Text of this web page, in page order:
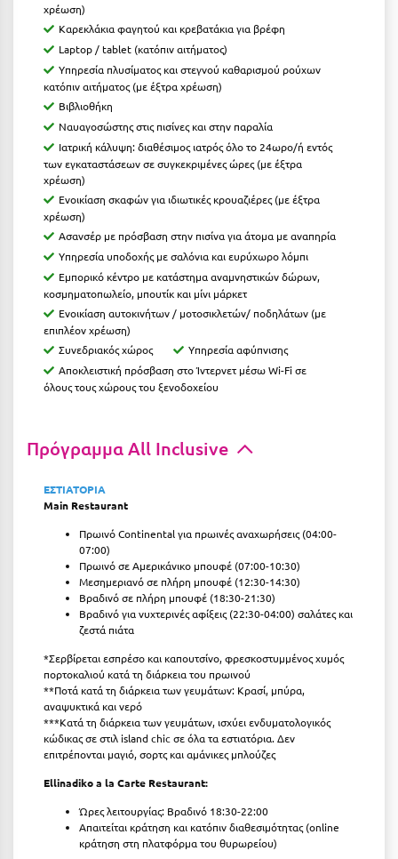
Μαραθώνας Αττικής
Μαρώνεια
Μεθώνη
Μεσολόγγι
Μεσσηνία
Μετέωρα
Μέτσοβο
Μήλος
Μονεμβασιά
Μουζάκι
Μπαλί Κρήτης
Μπάνσκο
Μύκονος
Μυστράς
Ναυπακτία
Ναύπλιο
Νέα Μάκρη
Νέα Στύρα Εύβοιας
Νέοι Πόροι Πιερίας
χρέωση)
Καρεκλάκια φαγητού και κρεβατάκια για βρέφη
Laptop / tablet (κατόπιν αιτήματος)
Υπηρεσία πλυσίματος και στεγνού καθαρισμού ρούχων
κατόπιν αιτήματος (με έξτρα χρέωση)
Βιβλιοθήκη
Ναυαγοσώστης στις πισίνες και στην παραλία
Ιατρική κάλυψη: διαθέσιμος ιατρός όλο το 24ωρο/ή εντός
των εγκαταστάσεων σε συγκεκριμένες ώρες (με έξτρα
χρέωση)
Ενοικίαση σκαφών για ιδιωτικές κρουαζιέρες (με έξτρα
χρέωση)
Ασανσέρ με πρόσβαση στην πισίνα για άτομα με αναπηρία
Υπηρεσία υποδοχής με σαλόνια και ευρύχωρο λόμπι
Εμπορικό κέντρο με κατάστημα αναμνηστικών δώρων,
κοσμηματοπωλείο, μπουτίκ και μίνι μάρκετ
Ενοικίαση αυτοκινήτων / μοτοσικλετών/ ποδηλάτων (με
επιπλέον χρέωση)
Συνεδριακός χώρος
Υπηρεσία αφύπνισης
Αποκλειστική πρόσβαση στο Ίντερνετ μέσω Wi-Fi σε
όλους τους χώρους του ξενοδοχείου
Πρόγραμμα All Inclusive
ΕΣΤΙΑΤΟΡΙΑ
Main Restaurant
Πρωινό Continental για πρωινές αναχωρήσεις (04:00-
07:00)
Πρωινό σε Αμερικάνικο μπουφέ (07:00-10:30)
Μεσημεριανό σε πλήρη μπουφέ (12:30-14:30)
Βραδινό σε πλήρη μπουφέ (18:30-21:30)
Βραδινό για νυχτερινές αφίξεις (22:30-04:00) σαλάτες και
ζεστά πιάτα
*Σερβίρεται εσπρέσο και καπουτσίνο, φρεσκοστυμμένος χυμός
πορτοκαλιού κατά τη διάρκεια του πρωινού
**Ποτά κατά τη διάρκεια των γευμάτων: Κρασί, μπύρα,
αναψυκτικά και νερό
***Κατά τη διάρκεια των γευμάτων, ισχύει ενδυματολογικός
κώδικας σε στιλ island chic σε όλα τα εστιατόρια. Δεν
επιτρέπονται μαγιό, σορτς και αμάνικες μπλούζες
Ellinadiko a la Carte Restaurant:
Ώρες λειτουργίας: Βραδινό 18:30-22:00
Απαιτείται κράτηση και κατόπιν διαθεσιμότητας (online
κράτηση στη πλατφόρμα του θυρωρείου)